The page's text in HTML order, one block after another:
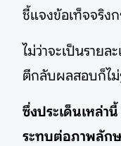
ชี้แจงข้อเท็จจริง
ไม่ว่าจะเป็นราย
ตีกลับผลสอบก็ไม่
ซึ่งประเด็นเหล่า
ระทบต่อภาพลัก